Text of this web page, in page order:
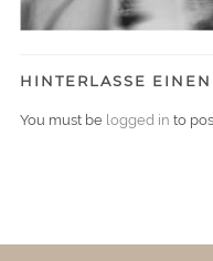
HINTERLASSE
You must be logged in to